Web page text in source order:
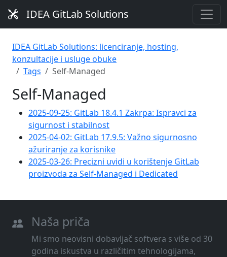
IDEA GitLab Solutions
IDEA GitLab Solutions: licenciranje, hosting,
konzultacije i usluge obuke
Tags
Self-Managed
Self-Managed
2025-09-25: GitLab 18.4.1 Zakrpa: Ispravci za
sigurnost i stabilnost
2025-04-02: GitLab 17.9.5: Važno sigurnosno
ažuriranje za korisnike
2025-03-26: Precizni uvidi u korištenje GitLab
proizvoda za Self-Managed i Dedicated
Naša priča
Mi smo neovisni dobavljač softvera s više od 30
godina iskustva u različitim tehnologijama,